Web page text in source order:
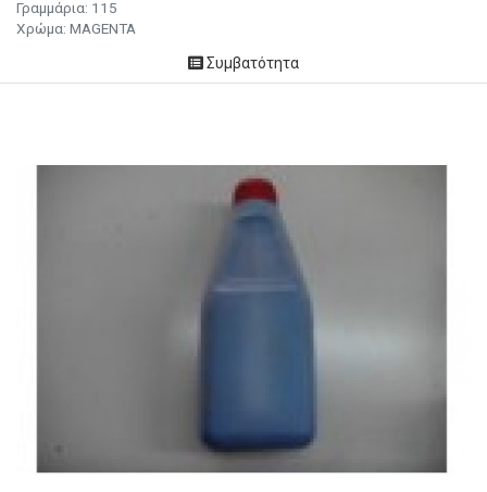
Γραμμάρια: 115
Χρώμα: MAGENTA
Συμβατότητα